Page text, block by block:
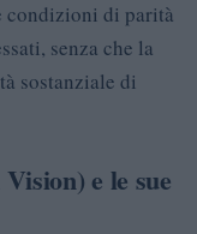
condizioni di parità
senza che la
sostanziale di
e le sue